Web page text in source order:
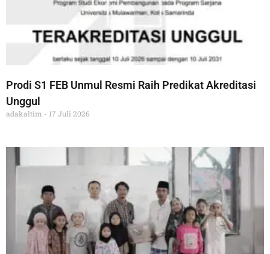
Prodi S1 FEB Unmul Resmi Raih Predikat Akreditasi
Unggul
adakaltim 17 Juli 2026